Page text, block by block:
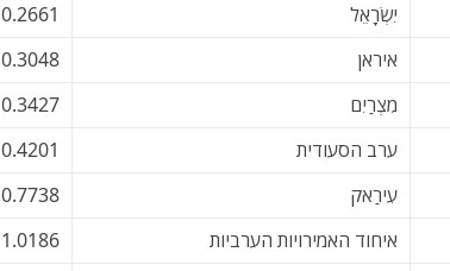
יִשְׂרָאֵל 0.2661
איראן 0.3048
מִצְרַיִם 0.3427
ערב הסעודית 0.4201
עִירַאק 0.7738
איחוד האמירויות הערביות 1.0186